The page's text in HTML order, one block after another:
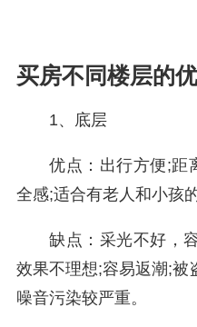
买房不同楼层的
1、底层
优点：出行方便;距
全感;适合有老人和小孩
缺点：采光不好，
效果不理想;容易返潮;被
噪音污染较严重。